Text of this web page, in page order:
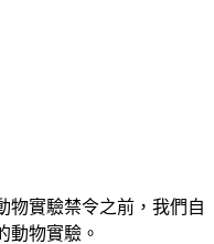
物實驗禁令之前，我們自
動物實驗。